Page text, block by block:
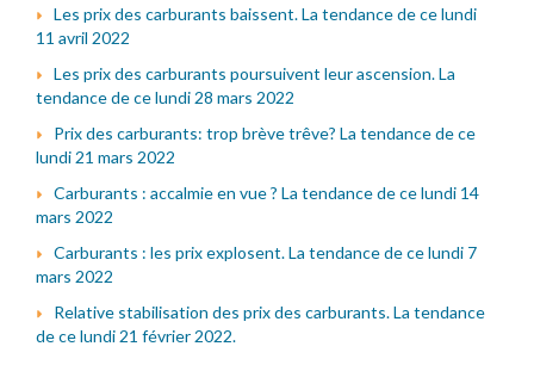
Les prix des carburants baissent. La tendance de ce lundi
11 avril 2022
Les prix des carburants poursuivent leur ascension. La
tendance de ce lundi 28 mars 2022
Prix des carburants: trop brève trêve? La tendance de ce
lundi 21 mars 2022
Carburants : accalmie en vue ? La tendance de ce lundi 14
mars 2022
Carburants : les prix explosent. La tendance de ce lundi 7
mars 2022
Relative stabilisation des prix des carburants. La tendance
de ce lundi 21 février 2022.